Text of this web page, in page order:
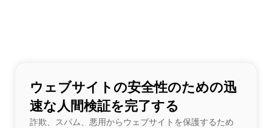
ウェブサイトの安全性のための迅
速な人間検証を完了する
詐欺、スパム、悪用からウェブサイトを保護するため